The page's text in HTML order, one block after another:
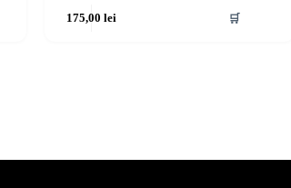
175,00 lei 🛒